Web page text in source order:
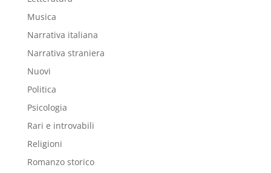
Musica
Narrativa italiana
Narrativa straniera
Nuovi
Politica
Psicologia
Rari e introvabili
Religioni
Romanzo storico